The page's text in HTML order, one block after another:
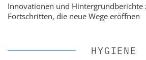
Innovationen und Hintergrundberichte
Fortschritten, die neue Wege eröffnen
HYGIENE